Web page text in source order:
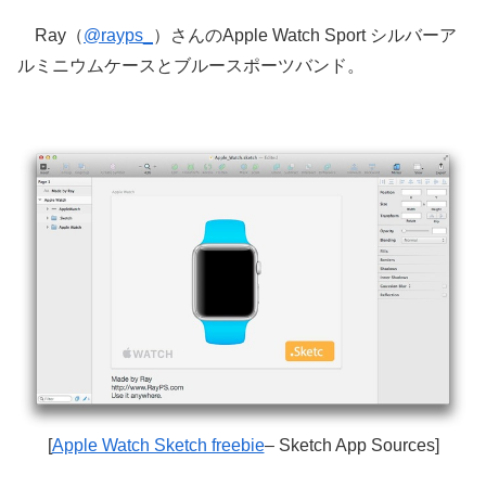
Ray（@rayps_
）さんのApple Watch Sport シルバーア
ルミニウムケースとブルースポーツバンド。
[Apple Watch Sketch freebie– Sketch App Sources]